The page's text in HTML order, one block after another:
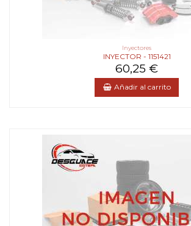
Inyectores
INYECTOR - 1151421
60,25 €
Añadir al carrito